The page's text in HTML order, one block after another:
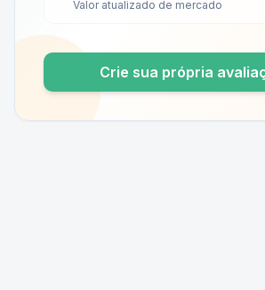
Valor atualizado de mercado
Crie sua própria